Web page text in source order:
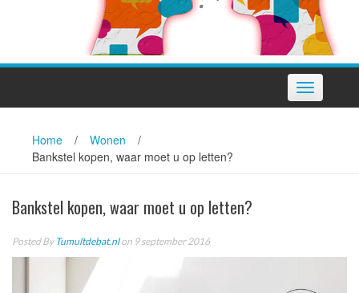
Toggle
navigation
Home / Wonen
/
Bankstel kopen, waar moet u op letten?
Bankstel kopen, waar moet u op letten?
Posted By Tumultdebat.nlon 9 september 2016